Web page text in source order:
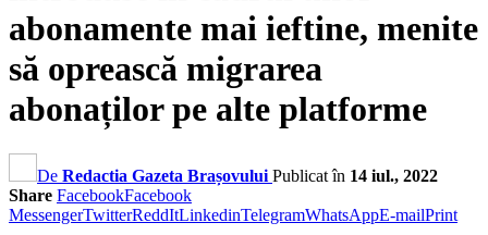
abonamente mai ieftine, menite
să oprească migrarea
abonaților pe alte platforme
De Redactia Gazeta Brașovului Publicat în 14 iul., 2022
Share FacebookFacebook
MessengerTwitterReddItLinkedinTelegramWhatsAppE-mailPrint